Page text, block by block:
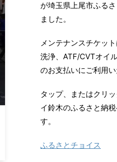
が埼玉県上尾市ふる
ました。
メンテナンスチケッ
洗浄、ATF/CVTオイ
のお支払いにご利用い
タップ、またはクリ
イ鈴木のふるさと納
す。
ふるさとチョイス